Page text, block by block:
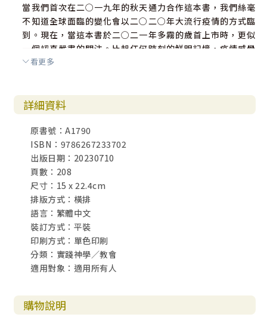
當我們首次在二○一九年的秋天通力合作這本書，我們絲毫
不知道全球面臨的變化會以二○二○年大流行疫情的方式臨
到。現在，當這本書於二○二一年多霧的歲首上市時，更似
一個認真嚴肅的關注。比起任何時刻的鮮明記憶，疫情感覺
像是世界末日。隨之而來的是哀傷、反省和盼望—這些元素都
帶著沉靜的喜悅與期待，我們水溪所有的出版同仁，連同畢
德生一家人的所有祝福，將這本特別的書獻給讀者們。願它
引導你進入對神羔羊的更深入認識；這位羔羊邀請我們所有
人前來祂的永恆婚宴、這場豐盛又及時的哈利路亞宴席。
—編輯 保羅．帕斯特（Paul J. Pastor）
===
終點就是我們出發的地方
那位坐在寶座上的說：
「看哪，我把一切都更新了！」
他又說：
因為這些話是可信靠的，是真實的。」
他又對我說：
看更多
詳細資料
原書號：A1790
ISBN：9786267233702
出版日期：20230710
頁數：208
尺寸：15 x 22.4cm
排版方式：橫排
語言：繁體中文
裝訂方式：平裝
印刷方式：單色印刷
分類：實踐神學／教會
適用對象：適用所有人
購物說明